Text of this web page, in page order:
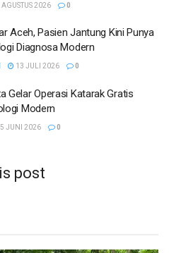
AGUSTUS 2026 0
Aceh, Pasien Jantung Kini Punya
Diagnosa Modern
13 JULI 2026 0
Gelar Operasi Katarak Gratis
Modern
JUNI 2026 0
post